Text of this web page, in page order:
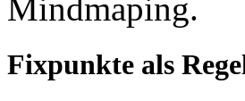
Mindmaping.
Fixpunkte als